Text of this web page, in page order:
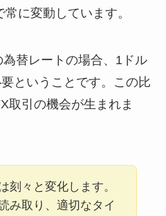
に変動しています。
替レートの場合、1ドル
ということです。この比
取引の機会が生まれま
刻々と変化します。
み取り、適切なタイ